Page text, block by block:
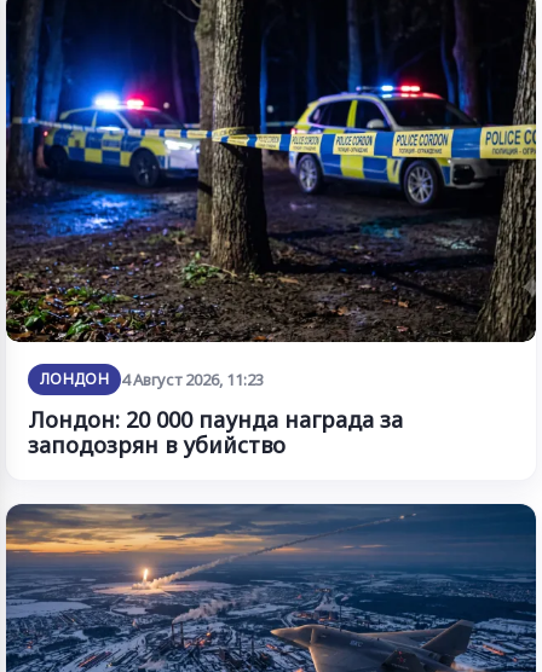
ЛОНДОН 4 Август 2026, 11:23
Лондон: 20 000 паунда награда за
заподозрян в убийство